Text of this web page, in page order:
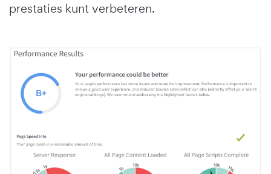
prestaties kunt verbeteren.